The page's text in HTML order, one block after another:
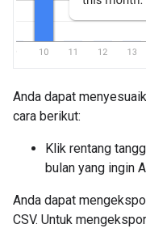
Anda dapat
cara berikut:
Klik rentang
bulan yang ingin
Anda dapat
CSV. Untuk